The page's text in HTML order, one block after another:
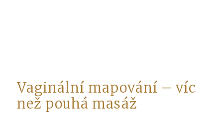
Vaginální mapování – víc
než pouhá masáž